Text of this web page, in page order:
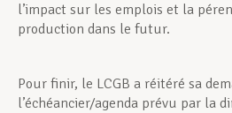
l’impact sur les emplois et la
production dans le futur.
Pour finir, le LCGB a réitéré sa
l’échéancier/agenda prévu par la